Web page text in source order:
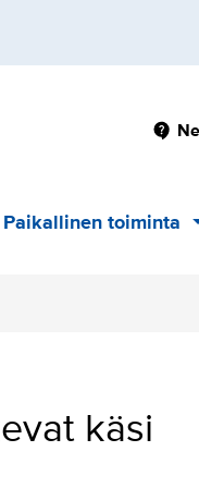
Paikallinen toiminta
käsi